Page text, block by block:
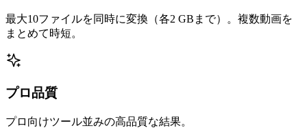
最大10ファイルを同時に変換（各2 GBまで）。複数動画を
まとめて時短。
プロ品質
プロ向けツール並みの高品質な結果。